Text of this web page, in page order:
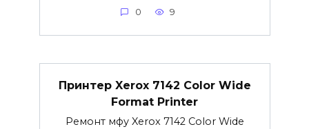
0 9
Принтер Xerox 7142 Color Wide
Format Printer
Ремонт мфу Xerox 7142 Color Wide